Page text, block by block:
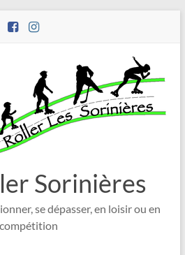
Sorinières
se dépasser, en loisir ou en
compétition